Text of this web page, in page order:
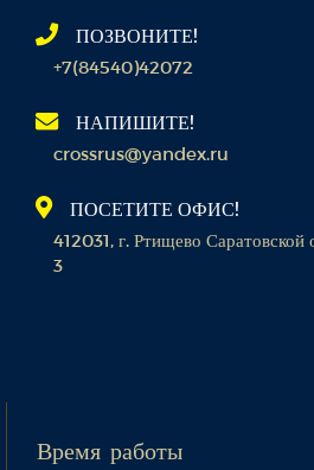
ПОЗВОНИТЕ!
+7(84540)42072
НАПИШИТЕ!
crossrus@yandex.ru
ПОСЕТИТЕ ОФИС!
412031, г. Ртищево Саратовской
3
Время работы